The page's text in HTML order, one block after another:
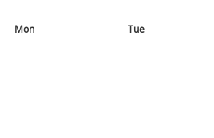
Mon Tue